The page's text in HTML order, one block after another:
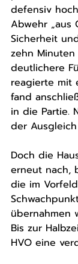
defensiv
Abwehr „aus
Sicherheit
zehn
deutlichere
reagierte mit
fand
in die Partie.
der
Doch die
erneut nach,
die im
übernahmen
Bis zur
HVO eine